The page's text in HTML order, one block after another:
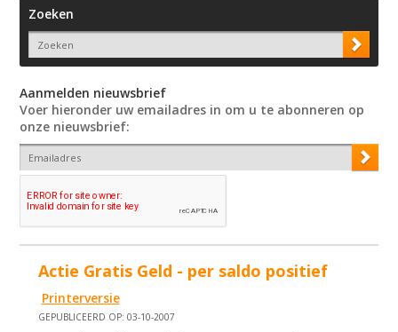
Zoeken
Aanmelden nieuwsbrief
Voer hieronder uw emailadres in om u te abonneren op
onze nieuwsbrief:
Actie Gratis Geld - per saldo positief
Printerversie
GEPUBLICEERD OP: 03-10-2007